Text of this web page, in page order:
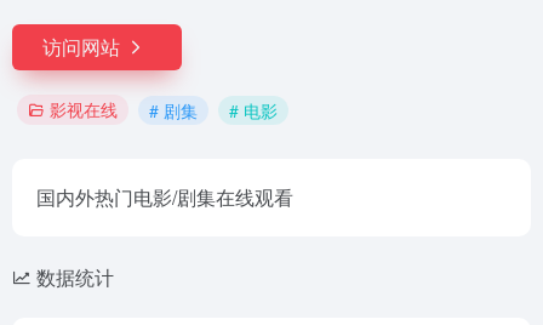
访问网站
影视在线 # 剧集 # 电影
国内外热门电影/剧集在线观看
数据统计